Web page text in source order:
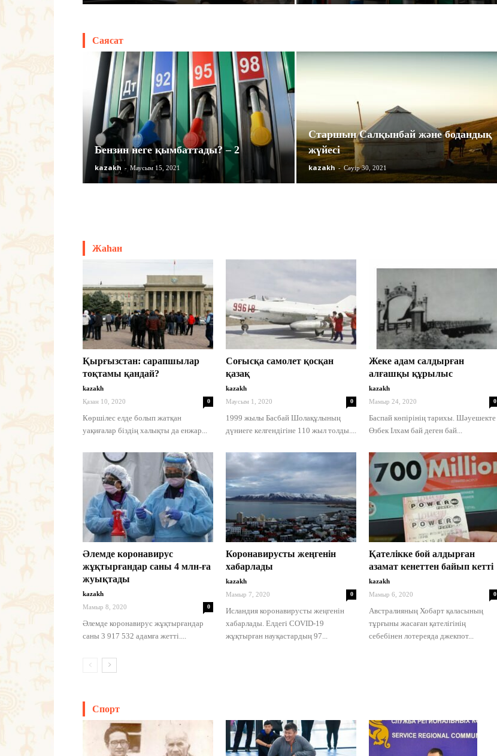
Саясат
Бензин неге қымбаттады? – 2
kazakh - Маусым 15, 2021
Старшын Салқынбай және бодандық
жүйесі
kazakh - Сәуір 30, 2021
Жаһан
Қырғызстан: сарапшылар
тоқтамы қандай?
kazakh
Қазан 10, 2020
0
Көршілес елде болып жатқан
уақиғалар біздің халықты да енжар...
Соғысқа самолет қосқан
қазақ
kazakh
Маусым 1, 2020
0
1999 жылы Басбай Шолақұлының
дүниеге келгендігіне 110 жыл толды....
Жеке адам салдырған
алғашқы құрылыс
kazakh
Мамыр 24, 2020
0
Баспай көпірінің тарихы. Шәуешекте
Өзбек Ілхам бай деген бай...
Әлемде коронавирус
жұқтырғандар саны 4 млн-ға
жуықтады
kazakh
Мамыр 8, 2020
0
Әлемде коронавирус жұқтырғандар
саны 3 917 532 адамға жетті....
Коронавирусты жеңгенін
хабарлады
kazakh
Мамыр 7, 2020
0
Исландия коронавирусты жеңгенін
хабарлады. Елдегі COVID-19
жұқтырған науқастардың 97...
Қателікке бой алдырған
азамат кенеттен байып кетті
kazakh
Мамыр 6, 2020
0
Австралияның Хобарт қаласының
тұрғыны жасаған қателігінің
себебінен лотереяда джекпот...
Спорт